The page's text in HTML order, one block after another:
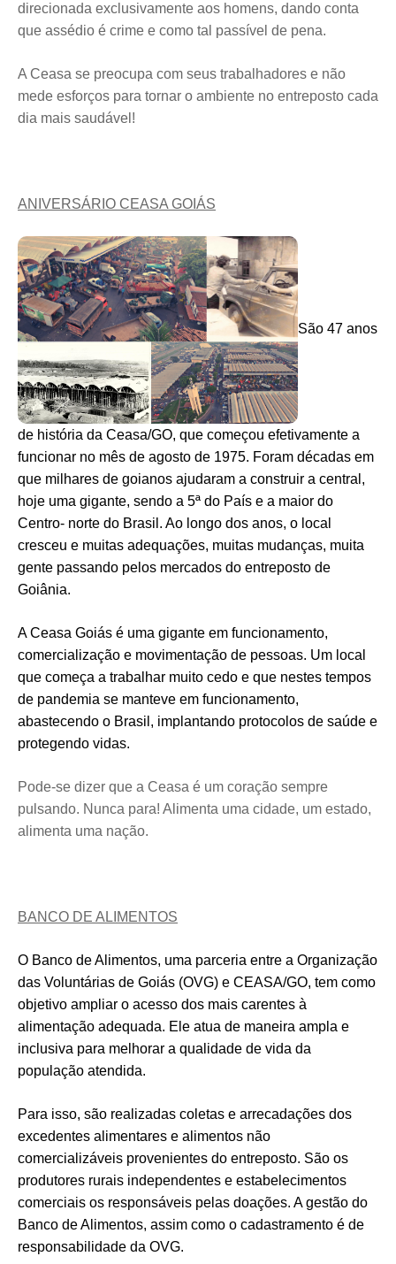
direcionada exclusivamente aos homens, dando conta
que assédio é crime e como tal passível de pena.
A Ceasa se preocupa com seus trabalhadores e não
mede esforços para tornar o ambiente no entreposto cada
dia mais saudável!
ANIVERSÁRIO CEASA GOIÁS
São 47 anos
de história da Ceasa/GO, que começou efetivamente a
funcionar no mês de agosto de 1975. Foram décadas em
que milhares de goianos ajudaram a construir a central,
hoje uma gigante, sendo a 5ª do País e a maior do
Centro- norte do Brasil. Ao longo dos anos, o local
cresceu e muitas adequações, muitas mudanças, muita
gente passando pelos mercados do entreposto de
Goiânia.
A Ceasa Goiás é uma gigante em funcionamento,
comercialização e movimentação de pessoas. Um local
que começa a trabalhar muito cedo e que nestes tempos
de pandemia se manteve em funcionamento,
abastecendo o Brasil, implantando protocolos de saúde e
protegendo vidas.
Pode-se dizer que a Ceasa é um coração sempre
pulsando. Nunca para! Alimenta uma cidade, um estado,
alimenta uma nação.
BANCO DE ALIMENTOS
O Banco de Alimentos, uma parceria entre a Organização
das Voluntárias de Goiás (OVG) e CEASA/GO, tem como
objetivo ampliar o acesso dos mais carentes à
alimentação adequada. Ele atua de maneira ampla e
inclusiva para melhorar a qualidade de vida da
população atendida.
Para isso, são realizadas coletas e arrecadações dos
excedentes alimentares e alimentos não
comercializáveis provenientes do entreposto. São os
produtores rurais independentes e estabelecimentos
comerciais os responsáveis pelas doações. A gestão do
Banco de Alimentos, assim como o cadastramento é de
responsabilidade da OVG.